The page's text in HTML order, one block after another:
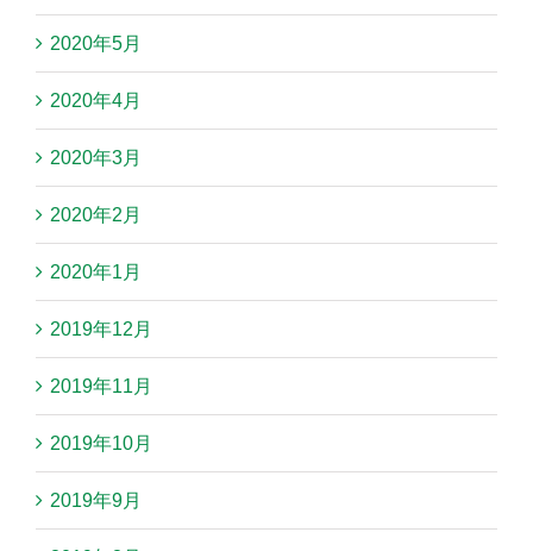
2020年5月
2020年4月
2020年3月
2020年2月
2020年1月
2019年12月
2019年11月
2019年10月
2019年9月